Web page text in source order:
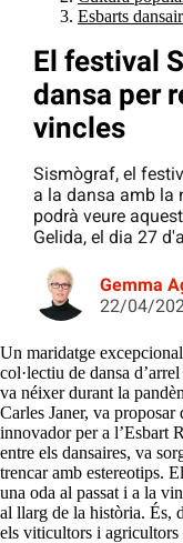
Esbarts
El festival
dansa per
vincles
Sismògraf, el
a la dansa amb la
podrà veure
Gelida, el dia 27
Gemma
22/04/
Un maridatge
col·lectiu de dansa
va néixer durant la
Carles Janer, va
innovador per a l’Esbart
entre els dansaires, va
trencar amb estereotips.
una oda al passat i a la
al llarg de la història. És,
els viticultors i agricultors